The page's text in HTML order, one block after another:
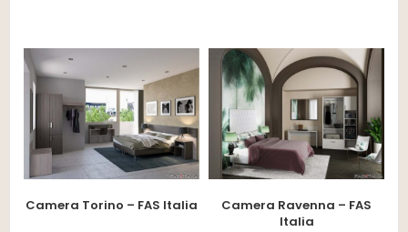
Camera Torino – FAS Italia
Camera Ravenna – FAS
Italia